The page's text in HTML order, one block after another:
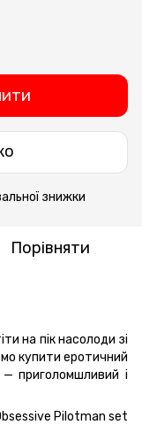
знижки
Порівняти
на пік насолоди зі
купити еротичний
приголомшливий і
Pilotman set